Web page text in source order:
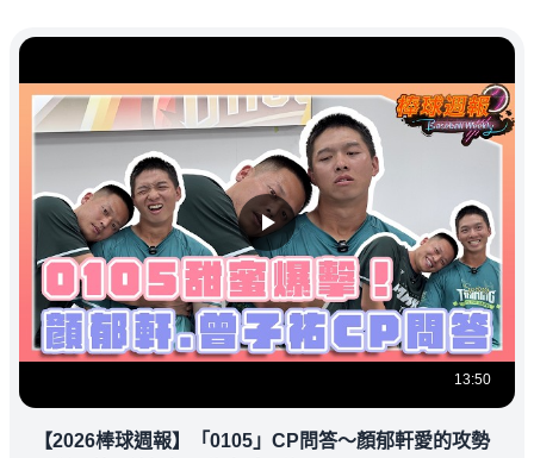
13:50
【2026棒球週報】「0105」CP問答～顏郁軒愛的攻勢